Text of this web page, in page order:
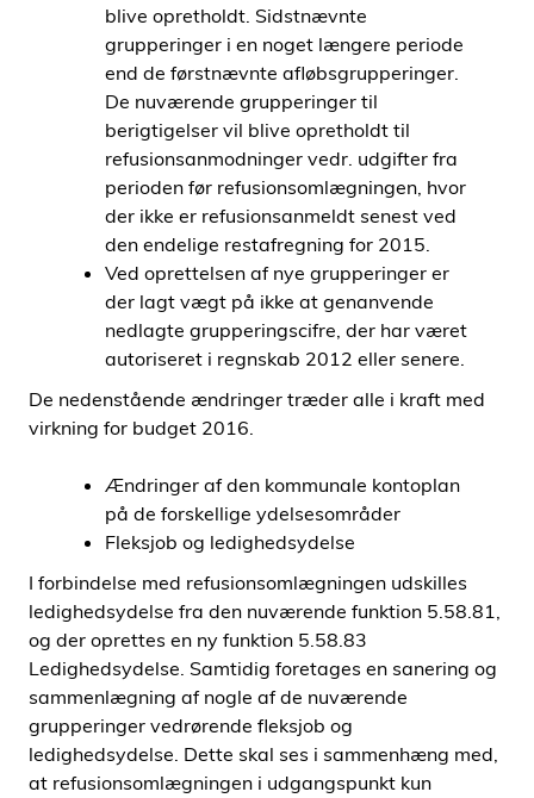
blive opretholdt. Sidstnævnte
grupperinger i en noget længere periode
end de førstnævnte afløbsgrupperinger.
De nuværende grupperinger til
berigtigelser vil blive opretholdt til
refusionsanmodninger vedr. udgifter fra
perioden før refusionsomlægningen, hvor
der ikke er refusionsanmeldt senest ved
den endelige restafregning for 2015.
Ved oprettelsen af nye grupperinger er
der lagt vægt på ikke at genanvende
nedlagte grupperingscifre, der har været
autoriseret i regnskab 2012 eller senere.
De nedenstående ændringer træder alle i kraft med
virkning for budget 2016.
Ændringer af den kommunale kontoplan
på de forskellige ydelsesområder
Fleksjob og ledighedsydelse
I forbindelse med refusionsomlægningen udskilles
ledighedsydelse fra den nuværende funktion 5.58.81,
og der oprettes en ny funktion 5.58.83
Ledighedsydelse. Samtidig foretages en sanering og
sammenlægning af nogle af de nuværende
grupperinger vedrørende fleksjob og
ledighedsydelse. Dette skal ses i sammenhæng med,
at refusionsomlægningen i udgangspunkt kun